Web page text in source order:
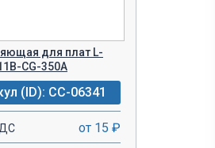
для плат L-
CG-350A
(ID): CC-06341
от 15 ₽